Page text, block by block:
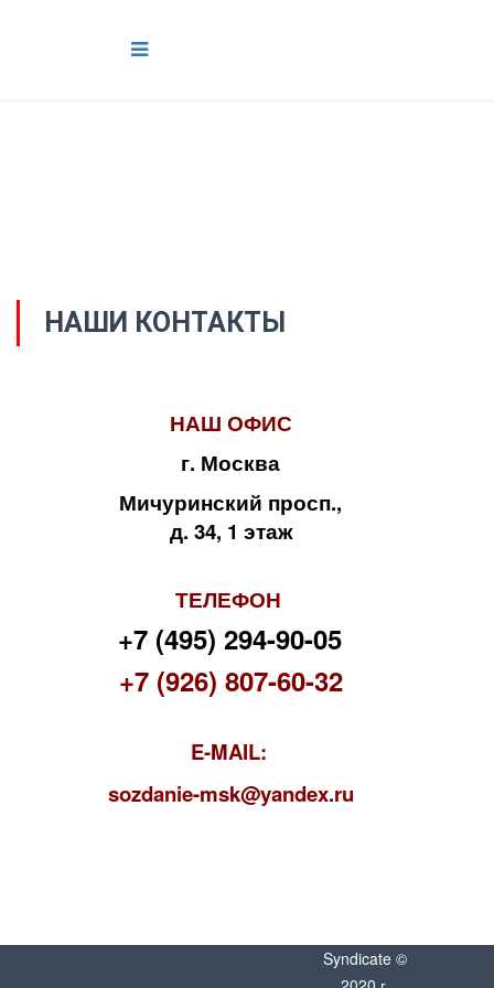
НАШИ КОНТАКТЫ
НАШ ОФИС
г. Москва
Мичуринский просп.,
д. 34, 1 этаж
ТЕЛЕФОН
+7 (495) 294-90-05
+7 (926) 807-60-32
E-MAIL:
sozdanie-msk@yandex.ru
Syndicate ©